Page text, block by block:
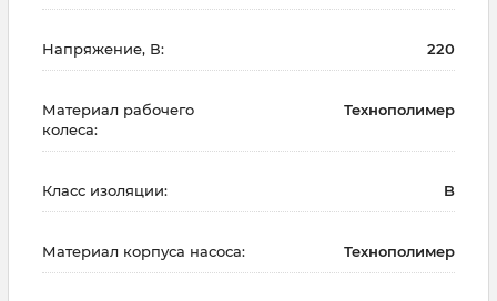
Напряжение, В: 220
Материал рабочего
колеса:
Технополимер
Класс изоляции: B
Материал корпуса насоса: Технополимер